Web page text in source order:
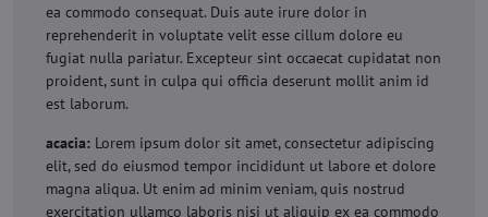
ea commodo consequat. Duis aute irure dolor in
reprehenderit in voluptate velit esse cillum dolore eu
fugiat nulla pariatur. Excepteur sint occaecat cupidatat non
proident, sunt in culpa qui officia deserunt mollit anim id
est laborum.
acacia: Lorem ipsum dolor sit amet, consectetur adipiscing
elit, sed do eiusmod tempor incididunt ut labore et dolore
magna aliqua. Ut enim ad minim veniam, quis nostrud
exercitation ullamco laboris nisi ut aliquip ex ea commodo